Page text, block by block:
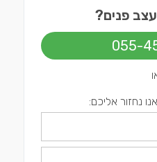
פנים?
055-
נחזור אליכם: